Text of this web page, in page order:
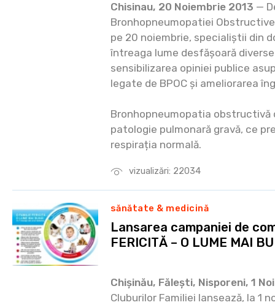
vizualizări: 22034
Chisinau, 20 Noiembrie 2013 —
Bronhopneumopatiei
pe 20 noiembrie, specialiștii din
întreaga lume desfășoară
sensibilizarea opiniei publice
legate de BPOC și ameliorarea
Bronhopneumopatia obstructivă
patologie pulmonară gravă, ce
respirația normală.
sănătate & medicină
Lansarea campaniei de
FERICITĂ – O LUME MAI
Chișinău, Fălești, Nisporeni, 1
Cluburilor Familiei lansează, la 1